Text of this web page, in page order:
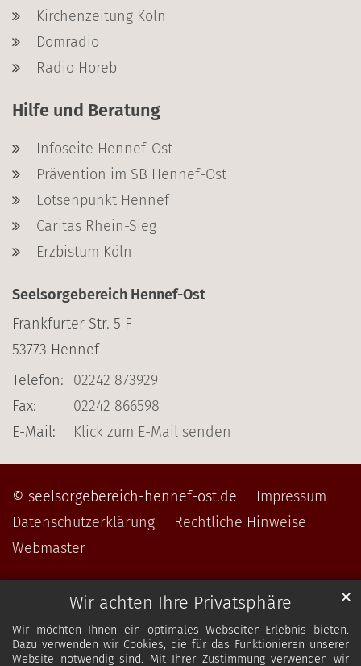
Wir achten Ihre Privatsphäre
Wir möchten Ihnen ein optimales Webseiten-Erlebnis bieten.
Dazu verwenden wir Cookies, die für das Funktionieren unserer
Website notwendig sind. Mit Ihrer Zustimmung verwenden wir
✕
Kirchenzeitung Köln
Domradio
Radio Horeb
Hilfe und Beratung
Infoseite Hennef-Ost
Prävention im SB Hennef-Ost
Lotsenpunkt Hennef
Caritas Rhein-Sieg
Erzbistum Köln
Seelsorgebereich Hennef-Ost
Frankfurter Str. 5 F
53773 Hennef
Telefon:
02242 873929
Fax:
02242 866598
E-Mail:
Klick zum E-Mail senden
© seelsorgebereich-hennef-ost.de
Impressum
Datenschutzerklärung
Rechtliche Hinweise
Webmaster